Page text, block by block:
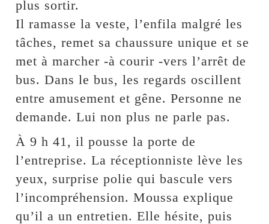
plus sortir.
Il ramasse la veste, l’enfila malgré les
tâches, remet sa chaussure unique et se
met à marcher -à courir -vers l’arrêt de
bus. Dans le bus, les regards oscillent
entre amusement et gêne. Personne ne
demande. Lui non plus ne parle pas.
À 9 h 41, il pousse la porte de
l’entreprise. La réceptionniste lève les
yeux, surprise polie qui bascule vers
l’incompréhension. Moussa explique
qu’il a un entretien. Elle hésite, puis